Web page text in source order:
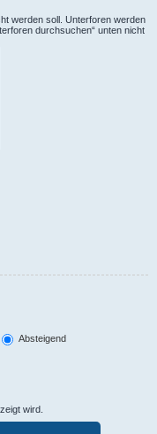
werden soll. Unterforen werden
durchsuchen“ unten nicht
Absteigend
wird.